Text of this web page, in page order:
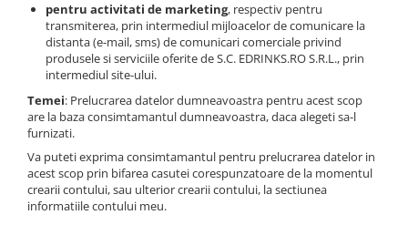
pentru activitati de marketing, respectiv pentru
transmiterea, prin intermediul mijloacelor de comunicare la
distanta (e-mail, sms) de comunicari comerciale privind
produsele si serviciile oferite de S.C. EDRINKS.RO S.R.L., prin
intermediul site-ului.
Temei: Prelucrarea datelor dumneavoastra pentru acest scop
are la baza consimtamantul dumneavoastra, daca alegeti sa-l
furnizati.
Va puteti exprima consimtamantul pentru prelucrarea datelor in
acest scop prin bifarea casutei corespunzatoare de la momentul
crearii contului, sau ulterior crearii contului, la sectiunea
informatiile contului meu.